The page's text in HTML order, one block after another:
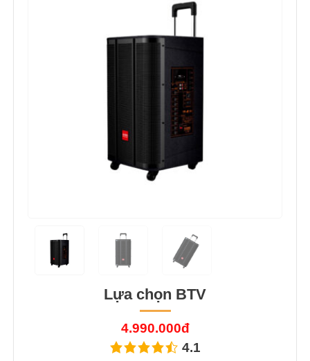
Lựa chọn BTV
4.990.000đ
4.1